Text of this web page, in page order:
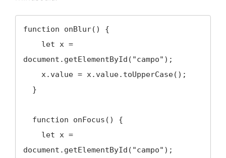
function onBlur() {
document.getElementById("campo");
document.getElementById("campo");